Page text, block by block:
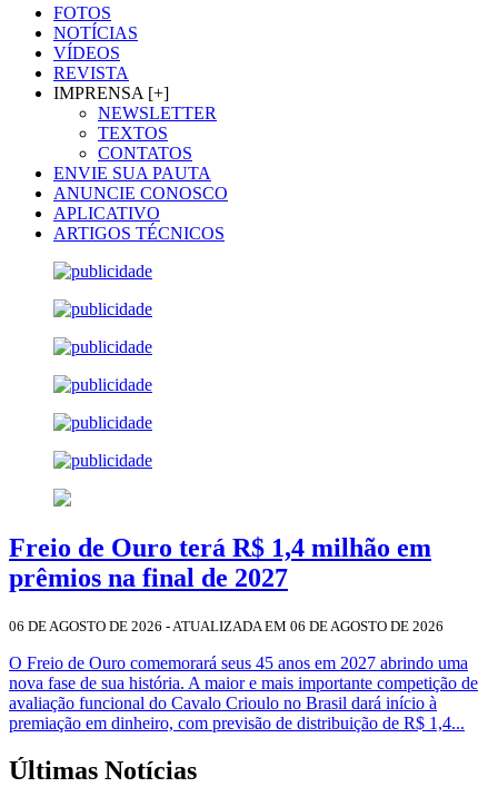
FOTOS
NOTÍCIAS
VÍDEOS
REVISTA
IMPRENSA [+]
NEWSLETTER
TEXTOS
CONTATOS
ENVIE SUA PAUTA
ANUNCIE CONOSCO
APLICATIVO
ARTIGOS TÉCNICOS
Freio de Ouro terá R$ 1,4 milhão em
prêmios na final de 2027
06 DE AGOSTO DE 2026 - ATUALIZADA EM 06 DE AGOSTO DE 2026
O Freio de Ouro comemorará seus 45 anos em 2027 abrindo uma
nova fase de sua história. A maior e mais importante competição de
avaliação funcional do Cavalo Crioulo no Brasil dará início à
premiação em dinheiro, com previsão de distribuição de R$ 1,4...
Últimas Notícias